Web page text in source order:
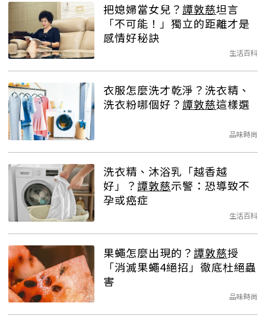
把媳婦當女兒？譚敦慈坦言
「不可能！」獨立的距離才是
感情好秘訣
生活百科
衣服怎麼洗才乾淨？洗衣精、
洗衣粉哪個好？譚敦慈這樣選
品味時尚
洗衣精、沐浴乳「越香越
好」？譚敦慈示警：恐導致不
孕或癌症
生活百科
果蠅怎麼出現的？譚敦慈授
「消滅果蠅4絕招」徹底杜絕蟲
害
品味時尚